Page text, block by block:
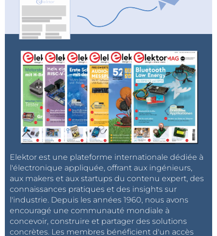
Elektor est une plateforme internationale dédiée à
l'électronique appliquée, offrant aux ingénieurs,
aux makers et aux startups du contenu expert, des
connaissances pratiques et des insights sur
l'industrie. Depuis les années 1960, nous avons
encouragé une communauté mondiale à
concevoir, construire et partager des solutions
concrètes. Les membres bénéficient d'un accès